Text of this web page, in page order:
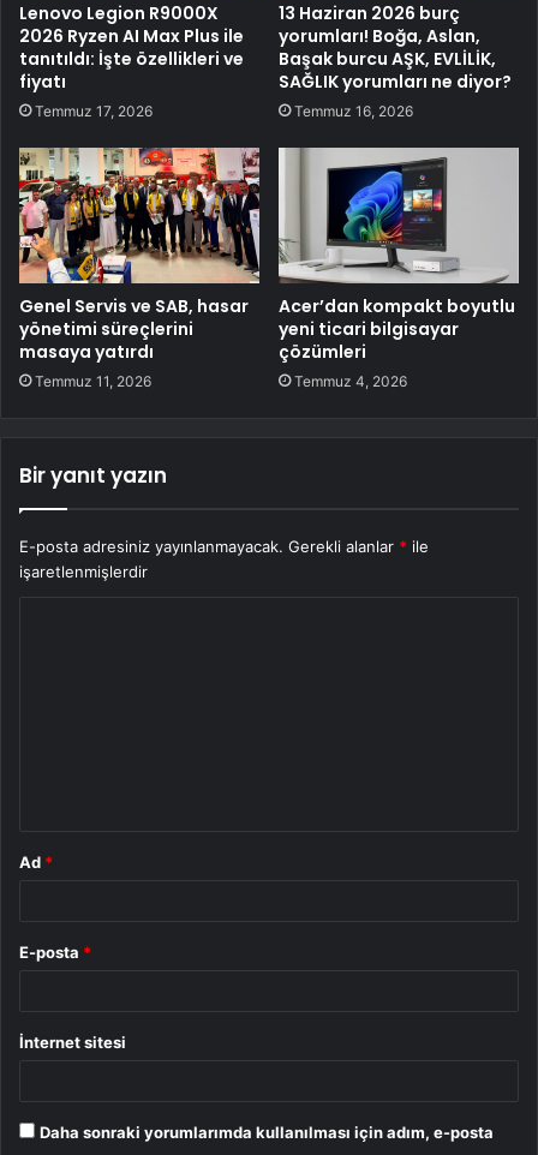
Lenovo Legion R9000X
2026 Ryzen AI Max Plus ile
tanıtıldı: İşte özellikleri ve
fiyatı
Temmuz 17, 2026
13 Haziran 2026 burç
yorumları! Boğa, Aslan,
Başak burcu AŞK, EVLİLİK,
SAĞLIK yorumları ne diyor?
Temmuz 16, 2026
Genel Servis ve SAB, hasar
yönetimi süreçlerini
masaya yatırdı
Temmuz 11, 2026
Acer’dan kompakt boyutlu
yeni ticari bilgisayar
çözümleri
Temmuz 4, 2026
Bir yanıt yazın
E-posta adresiniz yayınlanmayacak. Gerekli alanlar * ile
işaretlenmişlerdir
Ad *
E-posta *
İnternet sitesi
Daha sonraki yorumlarımda kullanılması için adım, e-posta